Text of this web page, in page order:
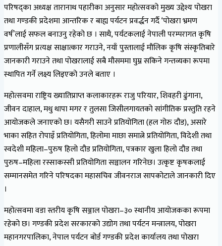
परिषद्का अध्यक्ष तारानाथ पहारीका अनुसार महोत्सवको मुख्य उद्देश्य पोखरा
तथा गण्डकी प्रदेशमा आन्तरिक र बाह्य पर्यटन प्रवर्द्धन गर्दै ‘पोखरा भ्रमण
वर्ष’लाई सफल बनाउनु रहेको छ । साथै, पर्यटकलाई नेपाली परम्परागत कृषि
प्रणालीसँग प्रत्यक्ष साक्षात्कार गराउने, नयाँ पुस्तालाई मौलिक कृषि संस्कृतिबारे
जानकारी गराउने तथा पोखरालाई सबै मौसममा घुम्न सकिने गन्तव्यका रूपमा
स्थापित गर्ने लक्ष्य लिइएको उनले बताए ।
महोत्सवमा राष्ट्रिय ख्यातिप्राप्त कलाकारहरू राजु परियार, शिवहरी ढुंगाना,
जीवन दाहाल, मधु थापा मगर र तुलसा जिसीलगायतको सांगीतिक प्रस्तुति रहने
आयोजकले जनाएको छ। यसैगरी साउने प्रतियोगिता (हल गोरु दौड), असारे
भाका सहित रोपाइँ प्रतियोगिता, हिलोमा माछा समात्ने प्रतियोगिता, विदेशी तथा
स्वदेशी महिला–पुरुष हिलो दौड प्रतियोगिता, पत्रकार खुला हिलो दौड तथा
पुरुष–महिला रस्साकस्सी प्रतियोगिता सञ्चालन गरिनेछ। उत्कृष्ट कृषकलाई
सम्मानसमेत गरिने परिषदका महासचिव जीवनराज सापकोटाले जानकारी दिए
।
महोत्सवमा वडा स्तरीय कृषि सञ्जाल पोखरा–३० स्थानीय आयोजकका रूपमा
रहेको छ। गण्डकी प्रदेश सरकारको उद्योग तथा पर्यटन मन्त्रालय, पोखरा
महानगरपालिका, नेपाल पर्यटन बोर्ड गण्डकी प्रदेश कार्यालय तथा पोखरा